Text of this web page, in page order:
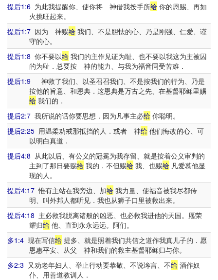
提后1:6 为此我提醒你、使你将 神借我按手所给 你的恩赐、再如
火挑旺起来。
提后1:7 因为 神赐给 我们、不是胆怯的心、乃是刚强、仁爱、谨
守的心。
提后1:8 你不要以给 我们的主作见证为耻、也不要以我这为主被囚
的为耻．总要按 神的能力、与我为福音同受苦难．
提后1:9 神救了我们、以圣召召我们、不是按我们的行为、乃是
按他的旨意、和恩典．这恩典是万古之先、在基督耶稣里赐
给我们的．
提后2:7 我所说的话你要思想．因为凡事主必给 你聪明。
提后2:25 用温柔劝戒那抵挡的人．或者 神给 他们悔改的心、可
以明白真道．
提后4:8 从此以后、有公义的冠冕为我存留、就是按着公义审判的
主到了那日要赐给我的．不但赐给我、也赐给凡爱慕他显
现的人。
提后4:17 惟有主站在我旁边、加给 我力量、使福音被我尽都传
明、叫外邦人都听见．我也从狮子口里被救出来。
提后4:18 主必救我脱离诸般的凶恶、也必救我进他的天国。愿荣
耀归给他、直到永永远远。阿们。
多1:4 现在写信给 提多、就是照着我们共信之道作我真儿子的．愿
恩惠平安、从父 神和我们的救主基督耶稣归与你。
多2:3 又劝老年妇人、举止行动要恭敬、不说谗言、不给 酒作奴
仆、用善道教训人．